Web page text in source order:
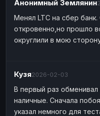
Анонимный Землянин
Менял LTC на сбер
откровенно,но прошло
округлили в мою
Кузя2026-02-03
В первый раз обменивал
наличные. Сначала
указал немного для